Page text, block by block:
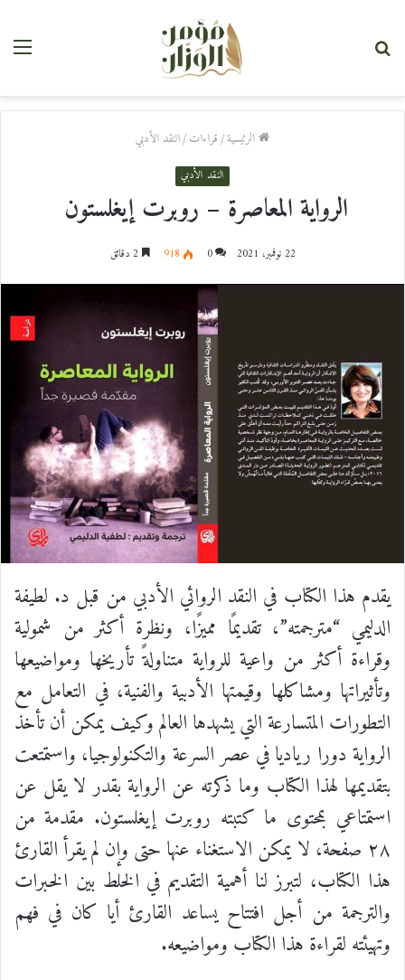
الرئيسية/قراءات/النقد الأدبي
النقد الأدبي
الرواية المعاصرة – روبرت إيغلستون
22 نوفمبر، 2021 0
918 2 دقائق
يقدم هذا الكتاب في النقد الروائي الأدبي من قبل د. لطيفة
الدليمي “مترجمته”، تقديمًا مميزًا، ونظرة أكثر من شمولية
وقراءة أكثر من واعية للرواية متناولةً تأريخها ومواضيعها
وتأثيراتها ومشاكلها وقيمتها الأدبية والفنية، في التعامل مع
التطورات المتسارعة التي يشهدها العالم وكيف يمكن أن تأخذ
الرواية دورا رياديا في عصر السرعة والتكنولوجيا، واستمتعت
بتقديمها لهذا الكتاب وما ذكرته عن الرواية بقدر لا يقل عن
استمتاعي بمحتوى ما كتبته روبرت إيغلستون. مقدمة من
٢٨ صفحة، لا يمكن الاستغناء عنها حتى وإن لم يقرأ القارئ
هذا الكتاب، لتبرز لنا أهمية التقديم في الخلط بين الخبرات
والترجمة من أجل افتتاح يساعد القارئ أيا كان في فهم
وتهيئته لقراءة هذا الكتاب ومواضيعه.